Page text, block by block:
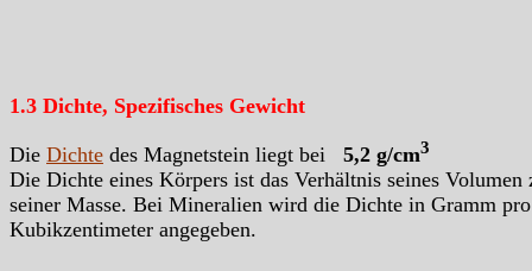
1.3 Dichte, Spezifisches Gewicht
Die Dichte des Magnetstein liegt bei 5,2 g/cm3
Die Dichte eines Körpers ist das Verhältnis seines Volumen
seiner Masse. Bei Mineralien wird die Dichte in Gramm pro
Kubikzentimeter angegeben.